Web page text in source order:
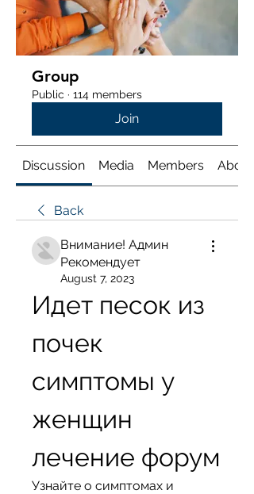
Group
Public · 114 members
Join
Discussion Media Members About
Back
Внимание! Админ
Рекомендует
August 7, 2023
Идет песок из
почек
симптомы у
женщин
лечение форум
Узнайте о симптомах и